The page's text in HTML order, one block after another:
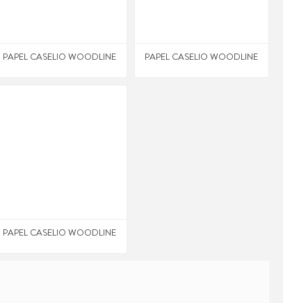
PAPEL CASELIO WOODLINE PAPEL CASELIO WOODLINE
PAPEL CASELIO WOODLINE